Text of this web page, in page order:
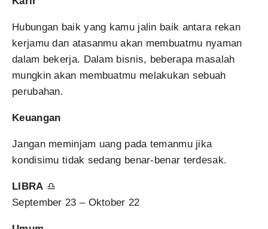
Hubungan baik yang kamu jalin baik antara rekan
kerjamu dan atasanmu akan membuatmu nyaman
dalam bekerja. Dalam bisnis, beberapa masalah
mungkin akan membuatmu melakukan sebuah
perubahan.
Keuangan
Jangan meminjam uang pada temanmu jika
kondisimu tidak sedang benar-benar terdesak.
LIBRA ♎
September 23 – Oktober 22